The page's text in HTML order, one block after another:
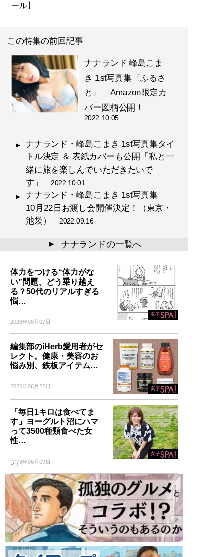
ール】
この特集の前回記事
ナナランド 峰島こま
き 1st写真集『ふるさ
と』 Amazon限定カ
バー図柄公開！
2022.10.05
ナナランド・峰島こまき 1st写真集タイ
トル決定 ＆ 表紙カバーも公開「私と一
緒に旅を楽しんでいただきたいで
す」 2022.10.01
ナナランド・峰島こまき 1st写真集
10月22日お渡し会開催決定！（東京・
池袋） 2022.09.16
▲ ナナランドの一覧へ
体力をつける“体力がな
い”問題、どう乗り越え
る？50代のリアルすぎる
悩…
2026年08月07日
編集部のiHerb愛用者がセ
レクト。健康・美容のお
悩み別、鉄板アイテム…
2026年06月22日
「毎日1キロは食べてま
す」ヨーグルト沼にハマ
って3500種類食べた女
性…
2026年06月09日
PR